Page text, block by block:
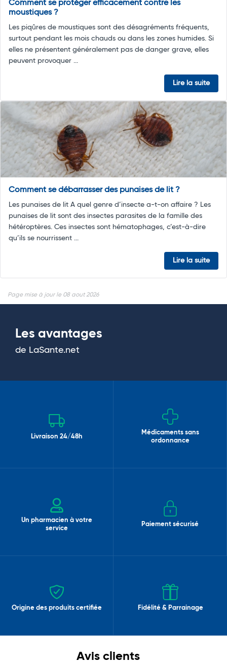
Comment se protéger efficacement contre les
moustiques ?
Les piqûres de moustiques sont des désagréments fréquents,
surtout pendant les mois chauds ou dans les zones humides. Si
elles ne présentent généralement pas de danger grave, elles
peuvent provoquer ...
Lire la suite
Comment se débarrasser des punaises de lit ?
Les punaises de lit A quel genre d’insecte a-t-on affaire ? Les
punaises de lit sont des insectes parasites de la famille des
hétéroptères. Ces insectes sont hématophages, c’est-à-dire
qu’ils se nourrissent ...
Lire la suite
Page mise à jour le 08 aout 2026
Les avantages
de LaSante.net
Livraison 24/48h
Médicaments sans
ordonnance
Un pharmacien à votre
service
Paiement sécurisé
Origine des produits certifiée Fidélité & Parrainage
Avis clients